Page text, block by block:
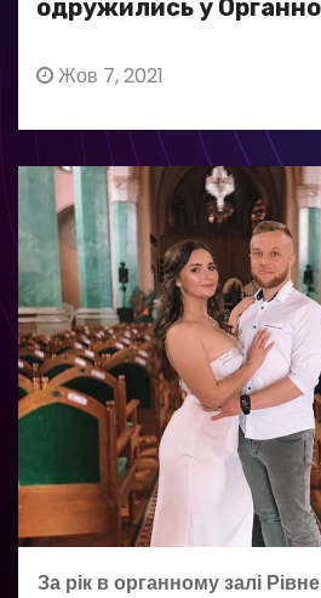
одружились у
Жов 7, 2021
За рік в органному залі